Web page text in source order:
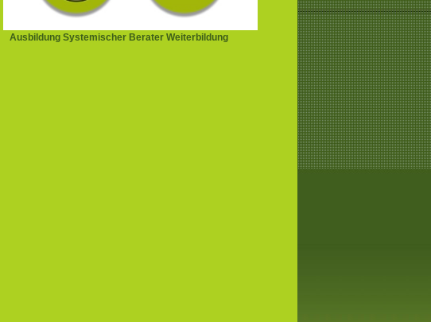
Ausbildung Systemischer Berater Weiterbildung